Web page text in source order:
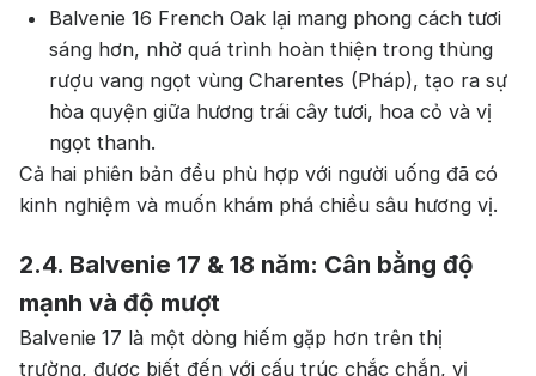
Balvenie 16 French Oak lại mang phong cách tươi
sáng hơn, nhờ quá trình hoàn thiện trong thùng
rượu vang ngọt vùng Charentes (Pháp), tạo ra sự
hòa quyện giữa hương trái cây tươi, hoa cỏ và vị
ngọt thanh.
Cả hai phiên bản đều phù hợp với người uống đã có
kinh nghiệm và muốn khám phá chiều sâu hương vị.
2.4. Balvenie 17 & 18 năm: Cân bằng độ
mạnh và độ mượt
Balvenie 17 là một dòng hiếm gặp hơn trên thị
trường, được biết đến với cấu trúc chắc chắn, vị